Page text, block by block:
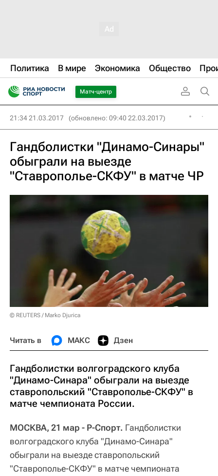
Политика В мире Экономика Общество
Матч-центр
21:34 21.03.2017 (обновлено: 09:40 22.03.2017)
Гандболистки "Динамо-Синары"
обыграли на выезде
"Ставрополье-СКФУ" в матче ЧР
© REUTERS / Marko Djurica
Читать в МАКС Дзен
Гандболистки волгоградского клуба
"Динамо-Синара" обыграли на выезде
ставропольский "Ставрополье-СКФУ" в
матче чемпионата России.
МОСКВА, 21 мар - Р-Спорт. Гандболистки
волгоградского клуба "Динамо-Синара"
обыграли на выезде ставропольский
"Ставрополье-СКФУ" в матче чемпионата